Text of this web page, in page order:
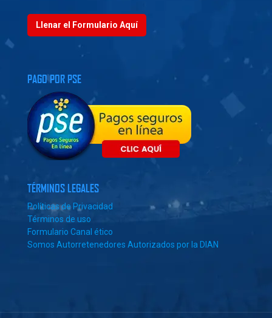
Llenar el Formulario Aquí
PAGO POR PSE
TÉRMINOS LEGALES
Políticas de Privacidad
Términos de uso
Formulario Canal ético
Somos Autorretenedores Autorizados por la DIAN